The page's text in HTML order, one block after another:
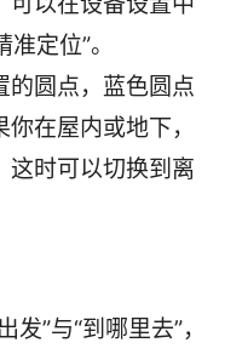
定位”。
的圆点，蓝色圆点
在屋内或地下，
这时可以切换到离
”与“到哪里去”，